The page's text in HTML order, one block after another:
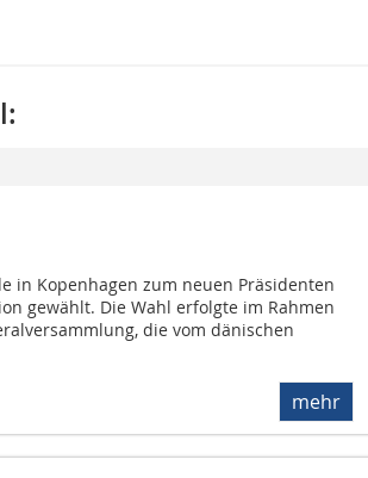
in Kopenhagen zum neuen Präsidenten
gewählt. Die Wahl erfolgte im Rahmen
die vom dänischen
mehr